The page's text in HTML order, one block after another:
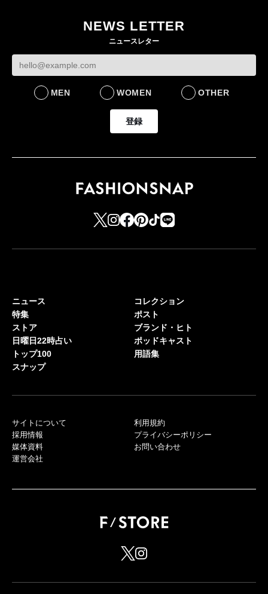
NEWS LETTER
ニュースレター
MEN WOMEN OTHER
登録
ニュース
特集
ストア
日曜日22時占い
トップ100
スナップ
コレクション
ポスト
ブランド・ヒト
ポッドキャスト
用語集
サイトについて
採用情報
媒体資料
運営会社
利用規約
プライバシーポリシー
お問い合わせ